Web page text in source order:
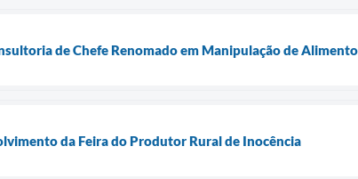
de Chefe Renomado em Manipulação de
da Feira do Produtor Rural de Inocência